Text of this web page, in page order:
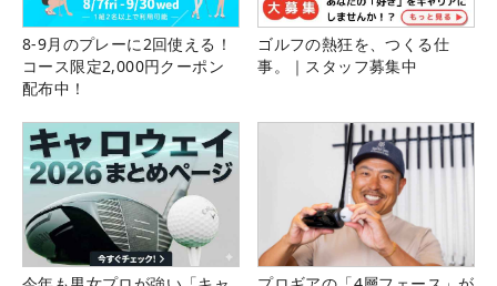
8-9月のプレーに2回使える！
コース限定2,000円クーポン
配布中！
ゴルフの熱狂を、つくる仕
事。｜スタッフ募集中